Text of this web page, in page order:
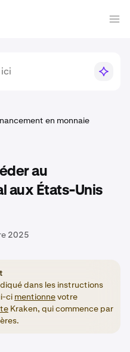
en monnaie
au
aux États-Unis
2025
dans les instructions
ci mentionnevotre
Kraken, qui commence par